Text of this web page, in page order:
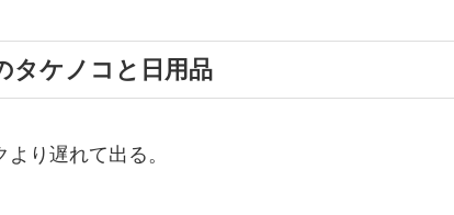
タケノコと日用品
り遅れて出る。